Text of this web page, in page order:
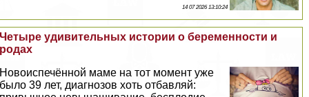
14 07 2026 13:10:24
Четыре удивительных истории о беременности и
родах
Новоиспечённой маме на тот момент уже
было 39 лет, диагнозов хоть отбавляй: